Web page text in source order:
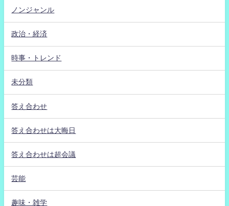
ノンジャンル
政治・経済
時事・トレンド
未分類
答え合わせ
答え合わせは大晦日
答え合わせは超会議
芸能
趣味・雑学